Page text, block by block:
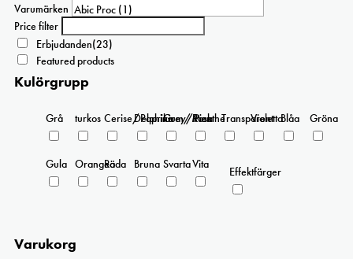
Varumärken
Price filter
Erbjudanden(23)
Featured products
Kulörgrupp
Grå turkos Cerise/Paprika
Delphinium/Menthe
Grey/Pink
Rosa Transparent
ViolettaBlåa Gröna
Gula OrangeaRöda Bruna SvartaVita
Effektfärger
Varukorg